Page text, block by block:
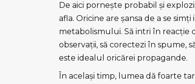
De aici porneşte probabil şi
afla. Oricine are şansa de a se
metabolismului. Să intri în reacţie
observaţii, să corectezi în spume,
este idealul oricărei propagande.
În acelaşi timp, lumea dă foarte